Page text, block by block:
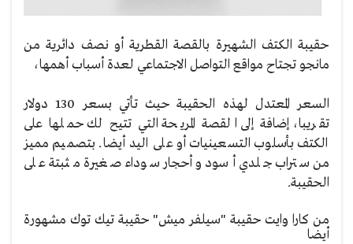
حقيبة الكتف الشهيرة بالقصة القطرية أو نصف دائرية من
مانجو تجتاح مواقع التواصل الاجتماعي لعدة أسباب أهمها،
السعر المعتدل لهذه الحقيبة حيث تأتي بسعر 130 دولار
تقريبا، إضافة إلى القصة المريحة التي تتيح لك حملها على
الكتف بأسلوب التسعينيات أو على اليد أيضا. بتصميم مميز
من ستراب جلدي أسود وأحجار سوداء صغيرة مثبتة على
الحقيبة.
من كارا وايت حقيبة "سيلفر ميش" حقيبة تيك توك مشهورة
أيضا